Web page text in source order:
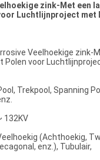
zink-Met een
Luchtlijnproject met
Veelhoekige zink-
Polen voor
Trekpool, Spanning
132KV
(Achthoekig,
enz.), Tubulair,